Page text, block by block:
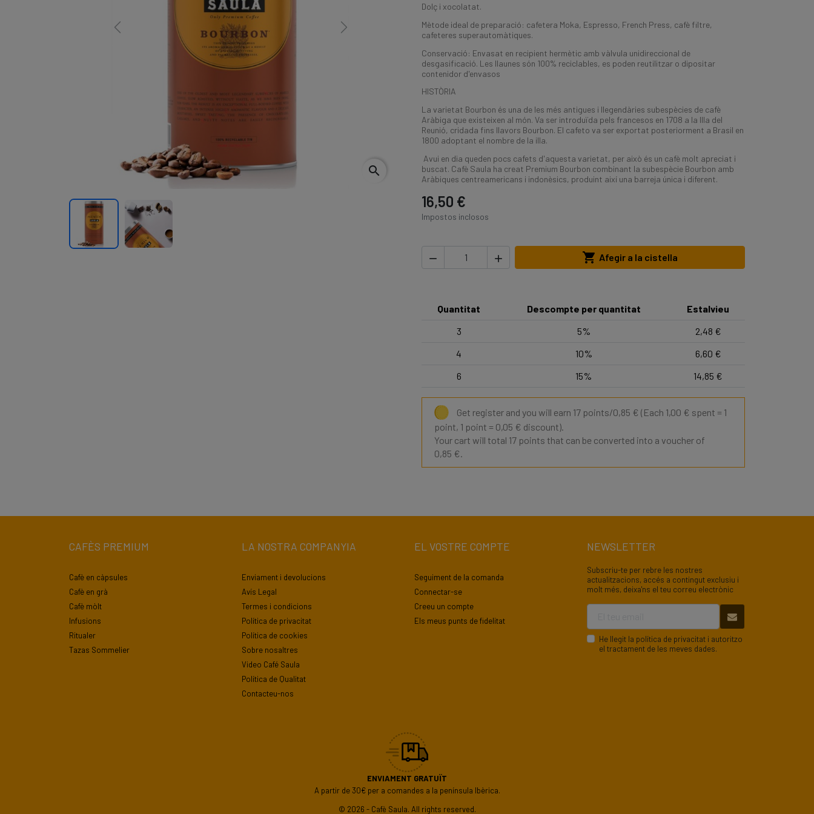
Previous Next
search
Dolç i xocolatat.
Mètode ideal de preparació: cafetera Moka, Espresso, French Press, cafè filtre,
cafeteres superautomàtiques.
Conservació: Envasat en recipient hermètic amb vàlvula unidireccional de
desgasificació. Les llaunes són 100% reciclables, es poden reutilitzar o dipositar
contenidor d'envasos
HISTÒRIA
La varietat Bourbon és una de les més antigues i llegendàries subespècies de cafè
Aràbiga que existeixen al món. Va ser introduïda pels francesos en 1708 a la Illa del
Reunió, cridada fins llavors Bourbon. El cafeto va ser exportat posteriorment a Brasil en
1800 adoptant el nombre de la illa.
Avui en dia queden pocs cafets d'aquesta varietat, per això és un cafè molt apreciat i
buscat. Cafè Saula ha creat Premium Bourbon combinant la subespècie Bourbon amb
Aràbiques centreamericans i indonèsics, produint així una barreja única i diferent.
16,50 €
Impostos inclosos
   Afegir a la cistella
Quantitat Descompte per quantitat
Estalvieu
3
5%
2,48 €
4
10%
6,60 €
6
15% 14,85 €
Get register and you will earn 17 points/0,85 € (Each 1,00 € spent = 1
point, 1 point = 0,05 € discount).
Your cart will total 17 points that can be converted into a voucher of
0,85 €.
CAFÈS PREMIUM
Cafè en càpsules
Cafè en grà
Cafè mòlt
Infusions
Ritualer
Tazas Sommelier
LA NOSTRA COMPANYIA
Enviament i devolucions
Avís Legal
Termes i condicions
Política de privacitat
Política de cookies
Sobre nosaltres
Video Café Saula
Política de Qualitat
Contacteu-nos
EL VOSTRE COMPTE
Seguiment de la comanda
Connectar-se
Creeu un compte
Els meus punts de fidelitat
NEWSLETTER
Subscriu-te per rebre les nostres
actualitzacions, accés a contingut exclusiu i
molt més, deixa'ns el teu correu electrònic
He llegit la política de privacitati autoritzo
el tractament de les meves dades.
ENVIAMENT GRATUÏT
A partir de 30€ per a comandes a la península Ibèrica.
© 2026 - Cafè Saula. All rights reserved.